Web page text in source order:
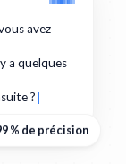
avez
a quelques
?
% de précision